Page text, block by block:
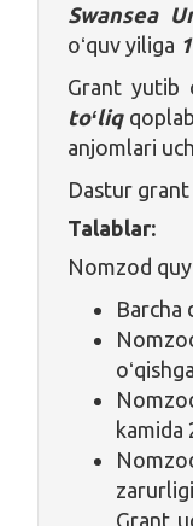
Swansea
oʻquv yiliga
Grant yutib
toʻliq
anjomlari
Dastur
Talablar:
Nomzod
Barcha
kamida
Grant